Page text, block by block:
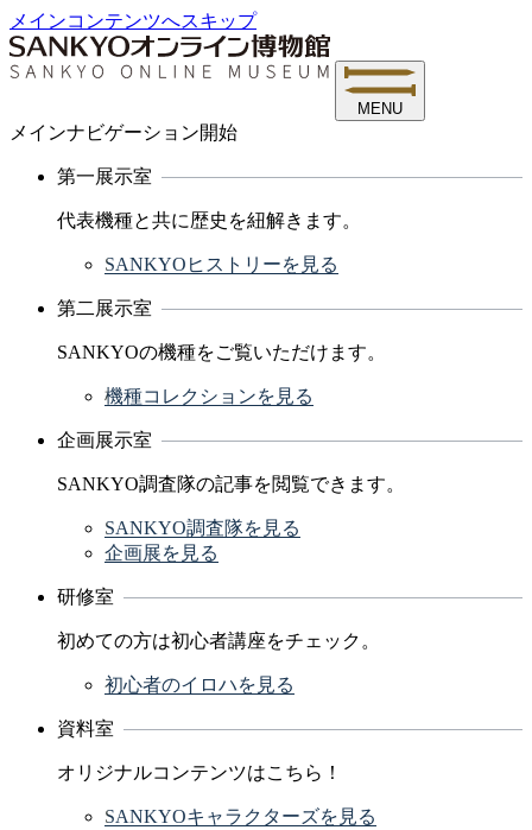
メインコンテンツへスキップ
MENU
メインナビゲーション開始
第一展示室
代表機種と共に歴史を紐解きます。
SANKYOヒストリーを見る
第二展示室
SANKYOの機種をご覧いただけます。
機種コレクションを見る
企画展示室
SANKYO調査隊の記事を閲覧できます。
SANKYO調査隊を見る
企画展を見る
研修室
初めての方は初心者講座をチェック。
初心者のイロハを見る
資料室
オリジナルコンテンツはこちら！
SANKYOキャラクターズを見る